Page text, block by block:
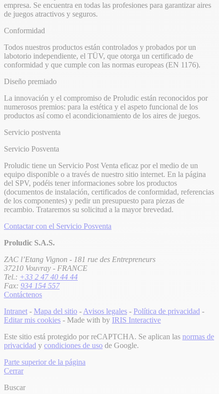
empresa. Se encuentra en todas las profesiones para garantizar aires
de juegos atractivos y seguros.
Conformidad
Todos nuestros productos están controlados y probados por un
labotorio independiente, el TÜV, que otorga un certificado de
conformidad y que cumple con las normas europeas (EN 1176).
Diseño premiado
La innovación y el compromiso de Proludic están reconocidos por
numerosos premios: para la estética y el aspeto funcional de los
productos así como el acondicionamiento de los aires de juegos.
Servicio postventa
Servicio Posventa
Proludic tiene un Servicio Post Venta eficaz por el medio de un
equipo disponible o a través de nuestro sitio internet. En la página
del SPV, podéis tener informaciones sobre los productos
(documentos de instalación, certificados de conformidad, referencias
de los componentes) y pedir un presupuesto para piezas de
recambio. Trataremos su solicitud a la mayor brevedad.
Contactar con el Servicio Posventa
Proludic S.A.S.
ZAC l’Etang Vignon - 181 rue des Entrepreneurs
37210 Vouvray - FRANCE
Tel.: +33 2 47 40 44 44
Fax: 934 154 557
Contáctenos
Intranet - Mapa del sitio - Avisos legales - Política de privacidad -
Editar mis cookies - Made with by IRIS Interactive
Este sitio está protegido por reCAPTCHA. Se aplican las normas de
privacidad y condiciones de uso de Google.
Parte superior de la página
Cerrar
Buscar